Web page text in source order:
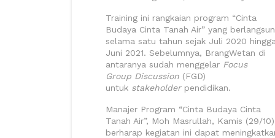
Training ini rangkaian program “Cinta
Budaya Cinta Tanah Air” yang
selama satu tahun sejak Juli 2020 hingga
Juni 2021. Sebelumnya, BrangWetan di
antaranya sudah menggelar Focus
Group Discussion (FGD)
untuk stakeholder pendidikan.
Manajer Program “Cinta Budaya Cinta
Tanah Air”, Moh Masrullah, Kamis (29/
berharap kegiatan ini dapat